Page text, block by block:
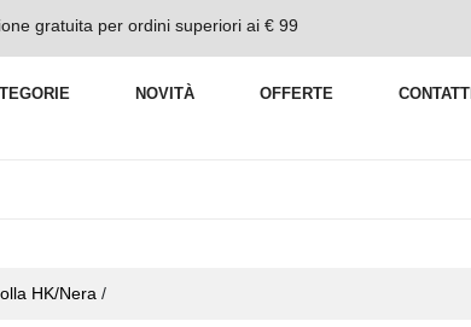
gratuita per ordini superiori ai € 99
NOVITÀ OFFERTE CONTATTI
HK/Nera /